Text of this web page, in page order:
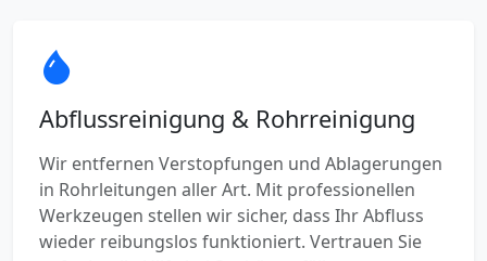
Abflussreinigung & Rohrreinigung
Wir entfernen Verstopfungen und Ablagerungen
in Rohrleitungen aller Art. Mit professionellen
Werkzeugen stellen wir sicher, dass Ihr Abfluss
wieder reibungslos funktioniert. Vertrauen Sie